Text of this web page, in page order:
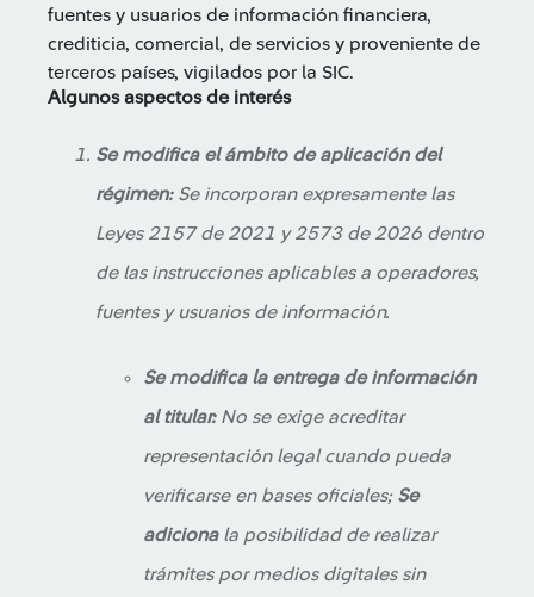
fuentes y usuarios de información financiera,
crediticia, comercial, de servicios y proveniente de
terceros países, vigilados por la SIC.
Algunos aspectos de interés
Se modifica el ámbito de aplicación del
régimen:Se incorporan expresamente las
Leyes 2157 de 2021 y 2573 de 2026 dentro
de las instrucciones aplicables a operadores,
fuentes y usuarios de información.
Se modifica la entrega de información
al titular:No se exige acreditar
representación legal cuando pueda
verificarse en bases oficiales; Se
adicionala posibilidad de realizar
trámites por medios digitales sin